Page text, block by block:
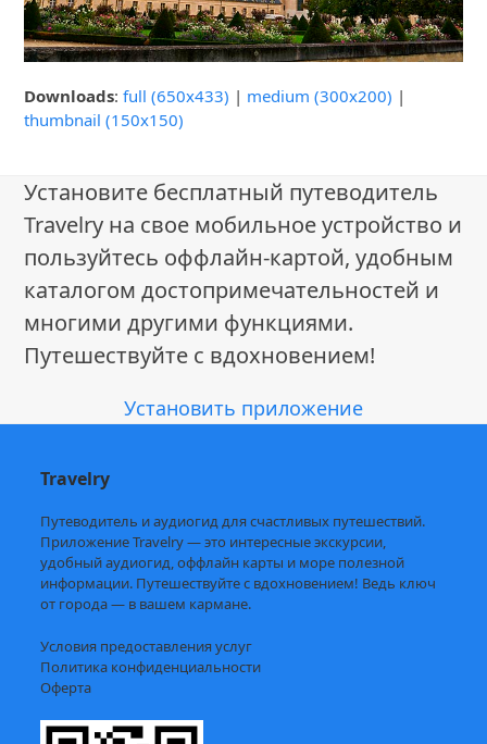
Downloads:full (650x433) | medium (300x200) |
thumbnail (150x150)
Установите бесплатный путеводитель
Travelry на свое мобильное устройство и
пользуйтесь оффлайн-картой, удобным
каталогом достопримечательностей и
многими другими функциями.
Путешествуйте с вдохновением!
Установить приложение
Travelry
Путеводитель и аудиогид для счастливых путешествий.
Приложение Travelry — это интересные экскурсии,
удобный аудиогид, оффлайн карты и море полезной
информации. Путешествуйте с вдохновением! Ведь ключ
от города — в вашем кармане.
Условия предоставления услуг
Политика конфиденциальности
Оферта